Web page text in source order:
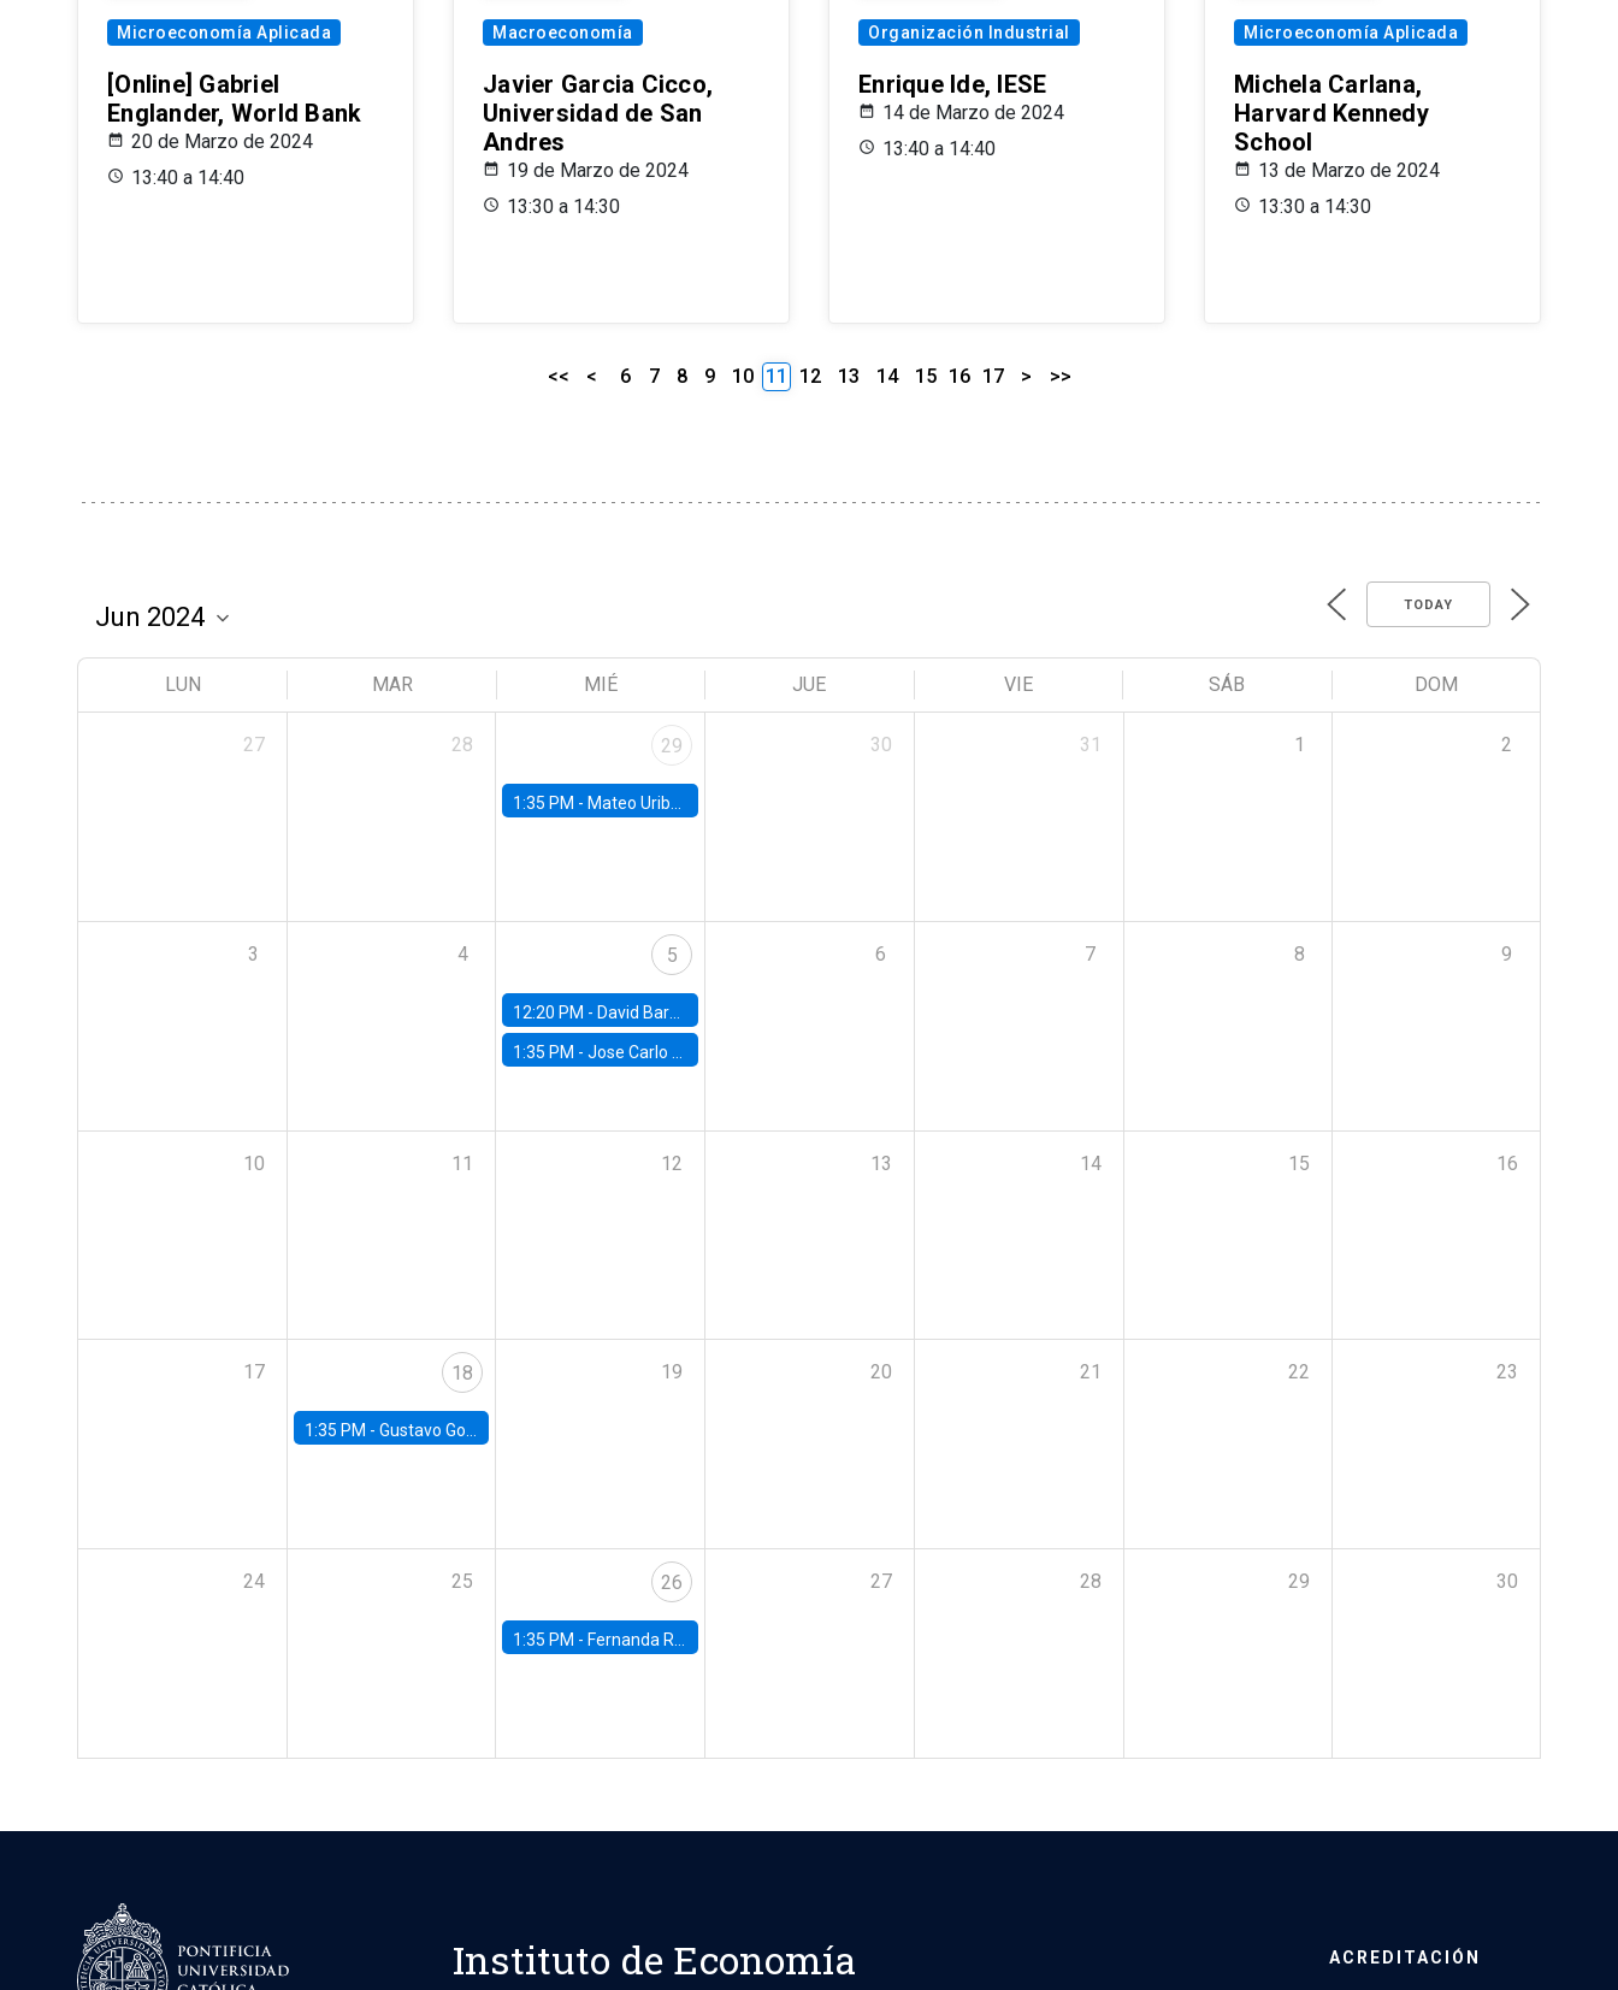
Microeconomía Aplicada
[Online] Gabriel
Englander, World Bank
20 de Marzo de 2024
13:40 a 14:40
Macroeconomía
Javier Garcia Cicco,
Universidad de San
Andres
19 de Marzo de 2024
13:30 a 14:30
Organización Industrial
Enrique Ide, IESE
14 de Marzo de 2024
13:40 a 14:40
Microeconomía Aplicada
Michela Carlana,
Harvard Kennedy
School
13 de Marzo de 2024
13:30 a 14:30
<< < 6 7 8 9 10 11 12 13 14 15 16 17 > >>
TODAY
LUN MAR MIÉ JUE VIE SÁB DOM
27 28 29
1:35 PM - Mateo Uribe-Castro, Universidad de los Andes (Colombia)
30 31 1 2
3 4 5
12:20 PM - David Bardey, Universidad de los Andes - CEDE
1:35 PM -Jose Carlo Bermudez, UC (ME) & World Bank
6 7 8 9
10 11 12 13 14 15 16
17 18
1:35 PM - Gustavo González, Banco Central de Chile
19 20 21 22 23
24 25 26
1:35 PM - Fernanda Rojas Ampuero, University of Wisconsin-Madison
27 28 29 30
Instituto de Economía ACREDITACIÓN